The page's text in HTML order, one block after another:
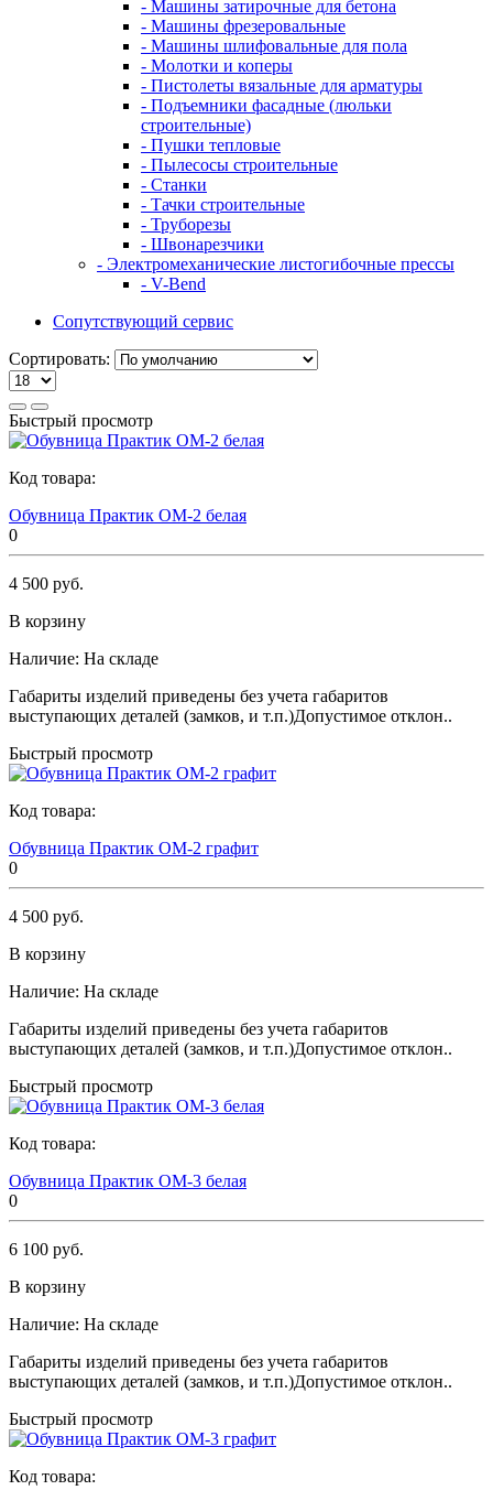
- Машины затирочные для бетона
- Машины фрезеровальные
- Машины шлифовальные для пола
- Молотки и коперы
- Пистолеты вязальные для арматуры
- Подъемники фасадные (люльки
строительные)
- Пушки тепловые
- Пылесосы строительные
- Станки
- Тачки строительные
- Труборезы
- Швонарезчики
- Электромеханические листогибочные прессы
- V-Bend
Сопутствующий сервис
Сортировать:
Быстрый просмотр
Код товара:
Обувница Практик ОМ-2 белая
0
4 500 руб.
В корзину
Наличие: На складе
Габариты изделий приведены без учета габаритов
выступающих деталей (замков, и т.п.)Допустимое отклон..
Быстрый просмотр
Код товара:
Обувница Практик ОМ-2 графит
0
4 500 руб.
В корзину
Наличие: На складе
Габариты изделий приведены без учета габаритов
выступающих деталей (замков, и т.п.)Допустимое отклон..
Быстрый просмотр
Код товара:
Обувница Практик ОМ-3 белая
0
6 100 руб.
В корзину
Наличие: На складе
Габариты изделий приведены без учета габаритов
выступающих деталей (замков, и т.п.)Допустимое отклон..
Быстрый просмотр
Код товара: